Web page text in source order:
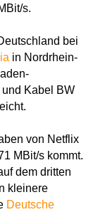
s.
bei
in Nordrhein-
Kabel BW
von Netflix
MBit/s kommt.
dem dritten
kleinere
Deutsche